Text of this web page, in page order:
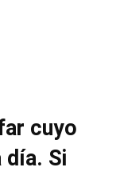
cuyo
día. Si